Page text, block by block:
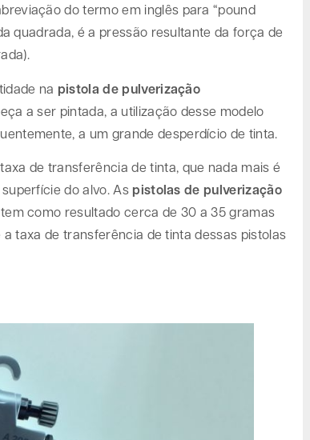
do termo em inglês para “pound
quadrada, é a pressão resultante da força de
na pistola de pulverização
a ser pintada, a utilização desse modelo
a um grande desperdício de tinta.
de transferência de tinta, que nada mais é
do alvo. As pistolas de pulverização
como resultado cerca de 30 a 35 gramas
taxa de transferência de tinta dessas pistolas